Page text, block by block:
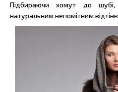
Підбираючи хомут до
натуральним непомітним